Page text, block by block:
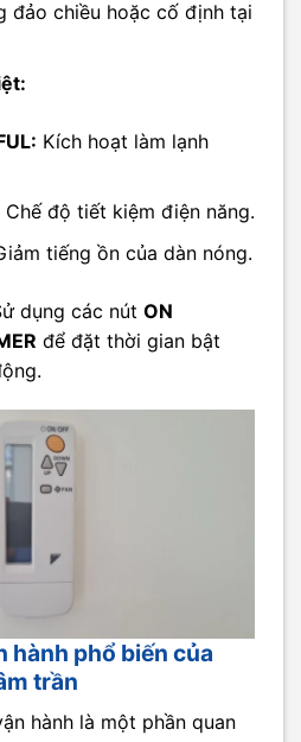
đảo chiều hoặc cố định tại
Kích hoạt làm lạnh
Chế độ tiết kiệm điện năng.
tiếng ồn của dàn nóng.
dụng các nút ON
để đặt thời gian bật
hành phổ biến của
trần
hành là một phần quan